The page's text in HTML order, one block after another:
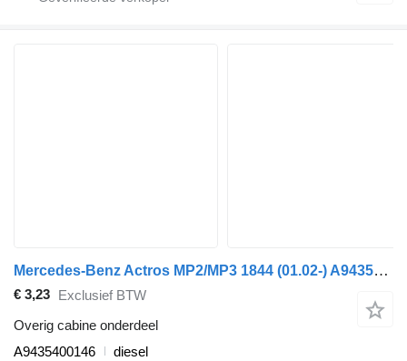
Mercedes-Benz Actros MP2/MP3 1844 (01.02-) A9435400146 voor Mercedes-Benz Actros, Axor MP1, MP2, MP3 (1996-2014) trekker
€ 3,23 Exclusief BTW
Overig cabine onderdeel
A9435400146
diesel